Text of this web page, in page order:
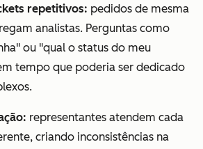
repetitivos: pedidos de mesma
analistas. Perguntas como
ou "qual o status do meu
tempo que poderia ser dedicado
representantes atendem cada
criando inconsistências na